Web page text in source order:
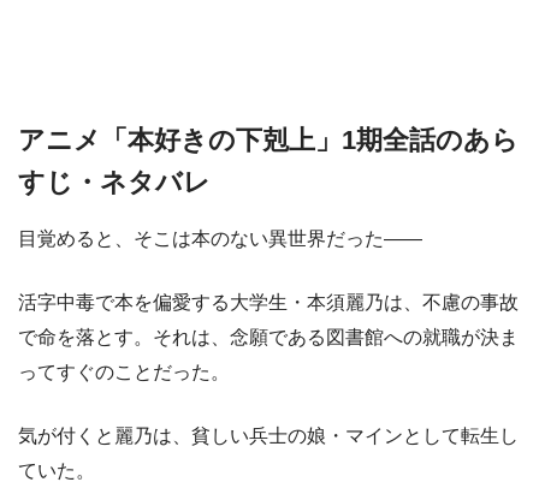
アニメ「本好きの下剋上」1期全話のあら
すじ・ネタバレ
目覚めると、そこは本のない異世界だった――
活字中毒で本を偏愛する大学生・本須麗乃は、不慮の事故
で命を落とす。それは、念願である図書館への就職が決ま
ってすぐのことだった。
気が付くと麗乃は、貧しい兵士の娘・マインとして転生し
ていた。